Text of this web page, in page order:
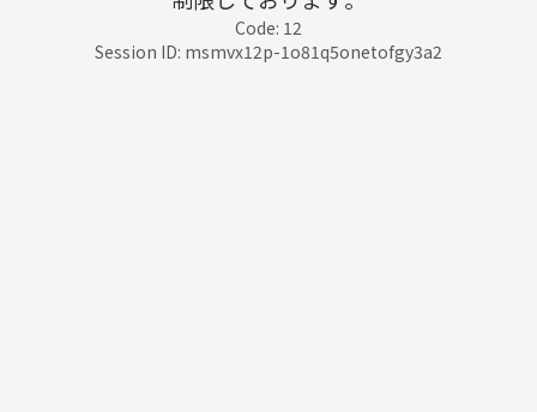
Code: 12
Session ID: msmvx12p-1o81q5onetofgy3a2